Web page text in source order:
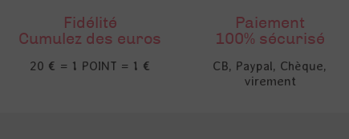
Fidélité
Cumulez des euros
20 € = 1 POINT = 1 €
Paiement
100% sécurisé
CB, Paypal, Chèque,
virement